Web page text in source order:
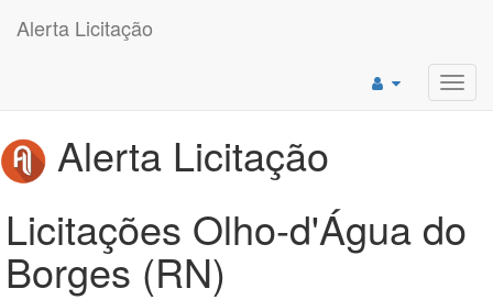
Alerta Licitação
Alerta Licitação
Licitações Olho-d'Água do
Borges (RN)